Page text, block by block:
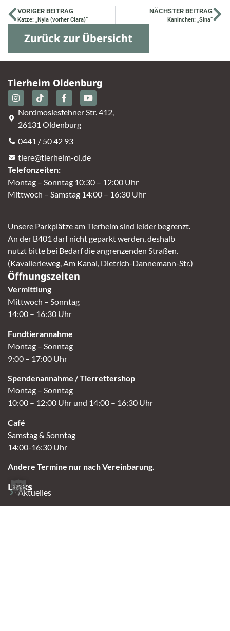
VORIGER BEITRAG
Katze: „Nyla (vorher Clara)“
NÄCHSTER BEITRAG
Kaninchen: „Sina“
Zurück zur Übersicht
Tierheim Oldenburg
Nordmoslesfehner Str. 412,
26131 Oldenburg
0441 / 50 42 93
tiere@tierheim-ol.de
Telefonzeiten:
Montag – Sonntag 10:30 – 12:00 Uhr
Mittwoch – Samstag 14:00 – 16:30 Uhr
Unsere Parkplätze am Tierheim sind leider begrenzt.
An der B401 darf nicht geparkt werden, deshalb
nutzt bitte bei Bedarf die angrenzenden Straßen.
(Kavallerieweg, Am Kanal, Dietrich-Dannemann-Str.)
Öffnungszeiten
Vermittlung
Mittwoch – Sonntag
14:00 – 16:30 Uhr
Fundtierannahme
Montag – Sonntag
9:00 – 17:00 Uhr
Spendenannahme / Tierrettershop
Montag – Sonntag
10:00 – 12:00 Uhr und 14:00 – 16:30 Uhr
Café
Samstag & Sonntag
14:00-16:30 Uhr
Andere Termine nur nach Vereinbarung.
Links
Aktuelles
Vermittlung